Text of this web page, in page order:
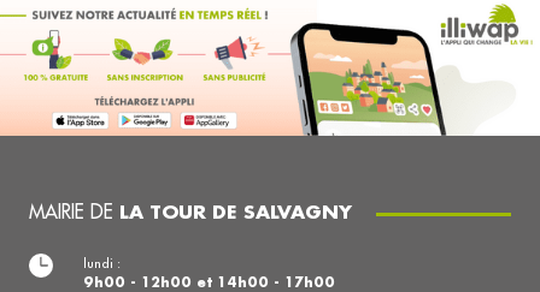
MAIRIE DE LA TOUR DE SALVAGNY
lundi :
9h00 - 12h00 et 14h00 - 17h00